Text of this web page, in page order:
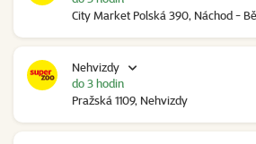
City Market Polská 390, Náchod -
Nehvizdy
Pražská 1109, Nehvizdy
do 3 hodin